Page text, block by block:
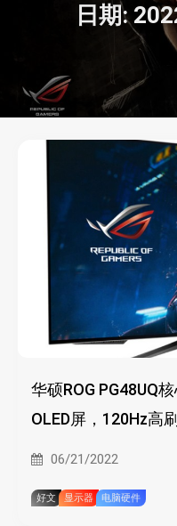
日期:
华硕ROG PG48UQ
OLED屏，120Hz高
可压缩视频流
06/21/2022
好文 显示器 电脑硬件